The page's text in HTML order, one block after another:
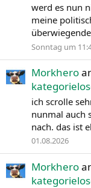
werd es nun
meine
Sonntag um
Morkhero
ich scrolle
nunmal auch
nach. das ist
01.08.2026
Morkhero